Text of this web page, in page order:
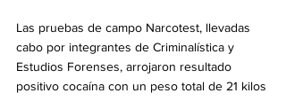
Las pruebas de campo Narcotest, llevadas
cabo por integrantes de Criminalística y
Estudios Forenses, arrojaron resultado
positivo cocaína con un peso total de 21 kilos